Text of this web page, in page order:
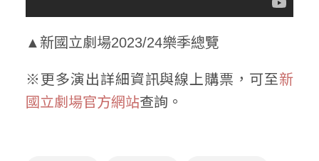
▲新國立劇場2023/24樂季總覽
※更多演出詳細資訊與線上購票，可至新
國立劇場官方網站查詢。